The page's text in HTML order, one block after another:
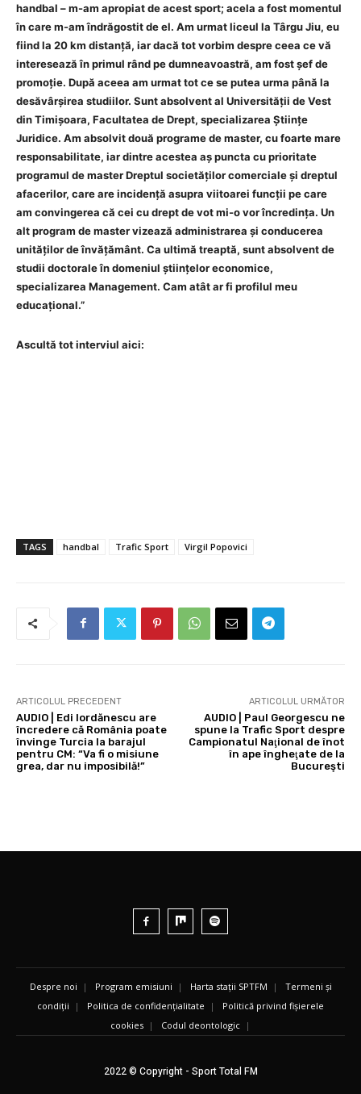
handbal – m-am apropiat de acest sport; acela a fost momentul
în care m-am îndrăgostit de el. Am urmat liceul la Târgu Jiu, eu
fiind la 20 km distanță, iar dacă tot vorbim despre ceea ce vă
interesează în primul rând pe dumneavoastră, am fost șef de
promoție. După aceea am urmat tot ce se putea urma până la
desăvârșirea studiilor. Sunt absolvent al Universității de Vest
din Timișoara, Facultatea de Drept, specializarea Științe
Juridice. Am absolvit două programe de master, cu foarte mare
responsabilitate, iar dintre acestea aș puncta cu prioritate
programul de master Dreptul societăților comerciale și dreptul
afacerilor, care are incidență asupra viitoarei funcții pe care
am convingerea că cei cu drept de vot mi-o vor încredința. Un
alt program de master vizează administrarea și conducerea
unităților de învățământ. Ca ultimă treaptă, sunt absolvent de
studii doctorale în domeniul științelor economice,
specializarea Management. Cam atât ar fi profilul meu
educațional.”
Ascultă tot interviul aici:
TAGS handbal Trafic Sport Virgil Popovici
ARTICOLUL PRECEDENT
AUDIO | Edi Iordănescu are
încredere că România poate
învinge Turcia la barajul
pentru CM: “Va fi o misiune
grea, dar nu imposibilă!”
ARTICOLUL URMĂTOR
AUDIO | Paul Georgescu ne
spune la Trafic Sport despre
Campionatul Naţional de înot
în ape îngheţate de la
Bucureşti
Despre noi | Program emisiuni | Harta stații SPTFM | Termeni și
condiții | Politica de confidențialitate | Politică privind fișierele
cookies | Codul deontologic |
2022 © Copyright - Sport Total FM